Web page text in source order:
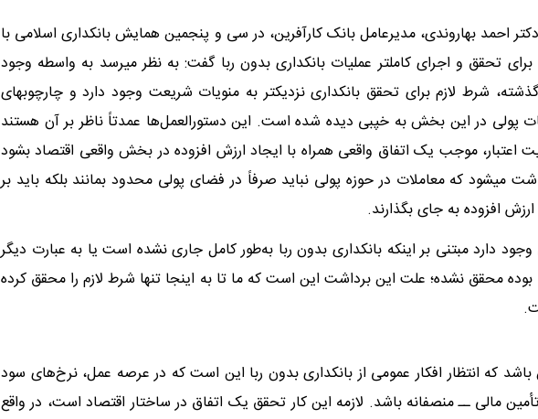
احمد بهاروندی، مدیرعامل بانک کارآفرین، در سی و پنجمین همایش بانکداری اسلامی با
تحقق و اجرای کاملتر عملیات بانکداری بدون ربا گفت: به نظر میرسد به واسطه وجود
گذشته، شرط لازم برای تحقق بانکداری نزدیکتر به منویات شریعت وجود دارد و چارچوبهای
پولی در این بخش به خپبی دیده شده است. این دستورالعمل‌ها عمدتاً ناظر بر آن هستند
اعتبار، موجب یک اتفاق واقعی همراه با ایجاد ارزش افزوده در بخش واقعی اقتصاد بشود
میشود که معاملات در حوزه پولی نباید صرفاً در فضای پولی محدود بمانند بلکه باید بر
افزوده به جای بگذارند.
دارد مبتنی بر اینکه بانکداری بدون ربا به‌طور کامل جاری نشده است یا به عبارت دیگر
محقق نشده؛ علت این برداشت این است که ما تا به اینجا تنها شرط لازم را محقق کرده
که انتظار افکار عمومی از بانکداری بدون ربا این است که در عرصه عمل، نرخ‌های سود
مالی ــ منصفانه باشد. لازمه این کار تحقق یک اتفاق در ساختار اقتصاد است، در واقع